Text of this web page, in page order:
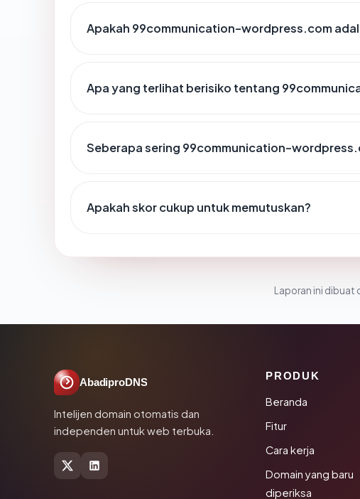
Apakah 99communication-wordpress.com
Apa yang terlihat berisiko tentang
Seberapa sering 99communication-
Apakah skor cukup untuk memutuskan?
Laporan ini dibuat
AbadiproDNS
Intelijen domain otomatis dan
independen untuk web terbuka.
PRODUK
Beranda
Fitur
Cara kerja
Domain yang baru
diperiksa